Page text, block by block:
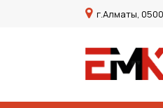
г.Алматы,